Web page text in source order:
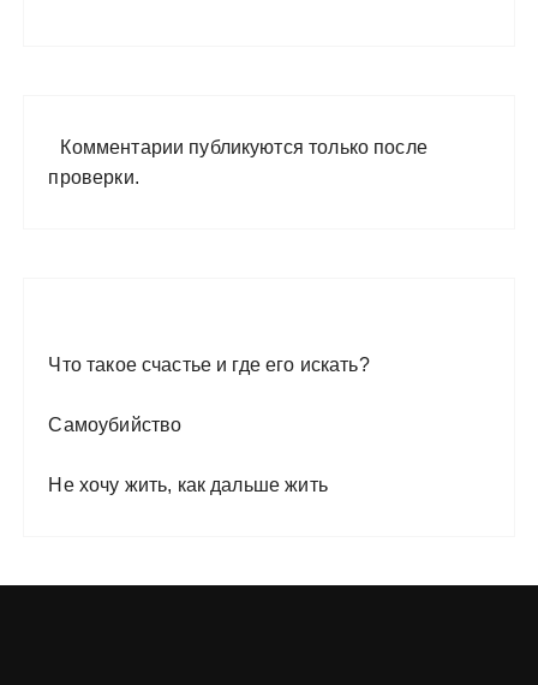
Комментарии публикуются только после
проверки.
Что такое счастье и где его искать?
Самоубийство
Не хочу жить, как дальше жить